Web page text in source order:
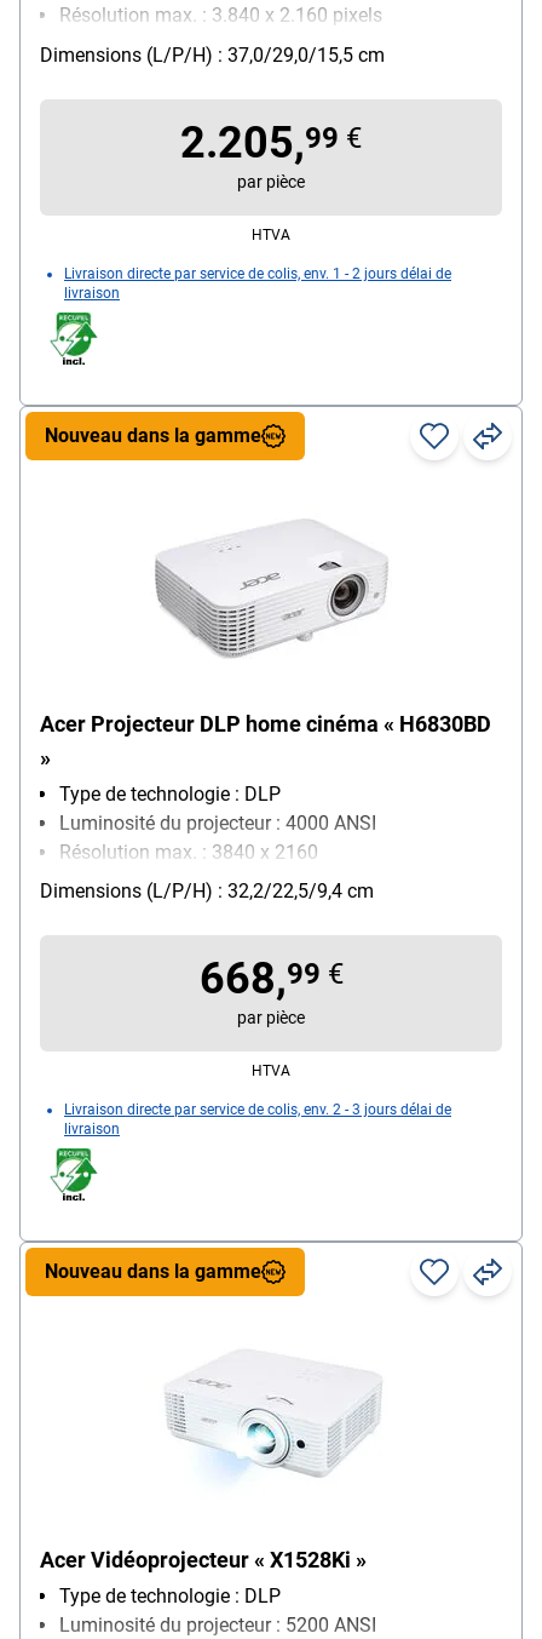
Résolution max. : 3.840 x 2.160 pixels
réseau : LAN
Dimensions (L/P/H) : 37,0/29,0/15,5 cm
2.205,99 €
par pièce
HTVA
Livraison directe par service de colis, env. 1 - 2 jours délai de
livraison
Acer Projecteur DLP home cinéma « H6830BD
»
Type de technologie : DLP
Luminosité du projecteur : 4000 ANSI
Résolution max. : 3840 x 2160
réseau : Aucun réseau
Dimensions (L/P/H) : 32,2/22,5/9,4 cm
Nouveau dans la gamme
668,99 €
par pièce
HTVA
Livraison directe par service de colis, env. 2 - 3 jours délai de
livraison
Acer Vidéoprojecteur « X1528Ki »
Type de technologie : DLP
Luminosité du projecteur : 5200 ANSI
Nouveau dans la gamme